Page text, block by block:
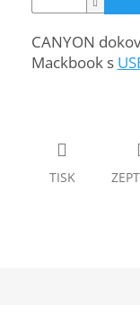
CANYON
Mackbook s
TISK